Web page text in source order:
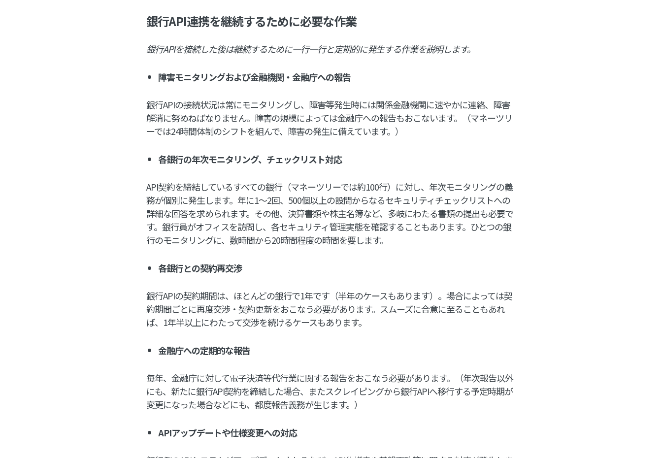
銀行API連携を継続するために必要な作業
銀行APIを接続した後は継続するために一行一行と定期的に発生する作業を説明します。
障害モニタリングおよび金融機関・金融庁への報告
銀行APIの接続状況は常にモニタリングし、障害等発生時には関係金融機関に速やかに連絡、障害
解消に努めねばなりません。障害の規模によっては金融庁への報告もおこないます。（マネーツリ
ーでは24時間体制のシフトを組んで、障害の発生に備えています。）
各銀行の年次モニタリング、チェックリスト対応
API契約を締結しているすべての銀行（マネーツリーでは約100行）に対し、年次モニタリングの義
務が個別に発生します。年に1〜2回、500個以上の設問からなるセキュリティチェックリストへの
詳細な回答を求められます。その他、決算書類や株主名簿など、多岐にわたる書類の提出も必要で
す。銀行員がオフィスを訪問し、各セキュリティ管理実態を確認することもあります。ひとつの銀
行のモニタリングに、数時間から20時間程度の時間を要します。
各銀行との契約再交渉
銀行APIの契約期間は、ほとんどの銀行で1年です（半年のケースもあります）。場合によっては契
約期間ごとに再度交渉・契約更新をおこなう必要があります。スムーズに合意に至ることもあれ
ば、1年半以上にわたって交渉を続けるケースもあります。
金融庁への定期的な報告
毎年、金融庁に対して電子決済等代行業に関する報告をおこなう必要があります。（年次報告以外
にも、新たに銀行API契約を締結した場合、またスクレイピングから銀行APIへ移行する予定時期が
変更になった場合などにも、都度報告義務が生じます。）
APIアップデートや仕様変更への対応